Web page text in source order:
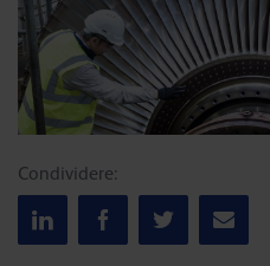
Condividere: